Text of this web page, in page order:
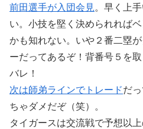
前田選手が入団会見。早く上
い。小技を堅く決められれば
かも知れない。いや２番二塁
ーだってあるぞ！背番号５を
バレ！
次は師弟ラインでトレードだ
ちゃダメだぞ（笑）。
タイガースは交流戦で予想以